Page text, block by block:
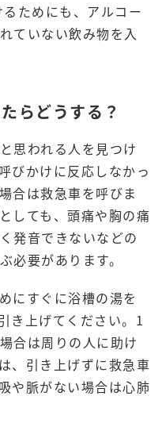
ためにも、アルコー
ていない飲み物を入
らどうする？
思われる人を見つけ
びかけに反応しなかっ
合は救急車を呼びま
しても、頭痛や胸の痛
発音できないなどの
必要があります。
にすぐに浴槽の湯を
き上げてください。1
合は周りの人に助け
、引き上げずに救急車
や脈がない場合は心肺